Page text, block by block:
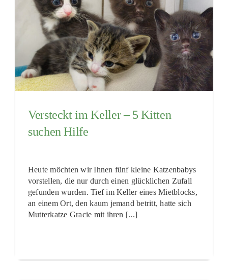
Versteckt im Keller – 5 Kitten
suchen Hilfe
Heute möchten wir Ihnen fünf kleine Katzenbabys
vorstellen, die nur durch einen glücklichen Zufall
gefunden wurden. Tief im Keller eines Mietblocks,
an einem Ort, den kaum jemand betritt, hatte sich
Mutterkatze Gracie mit ihren [...]